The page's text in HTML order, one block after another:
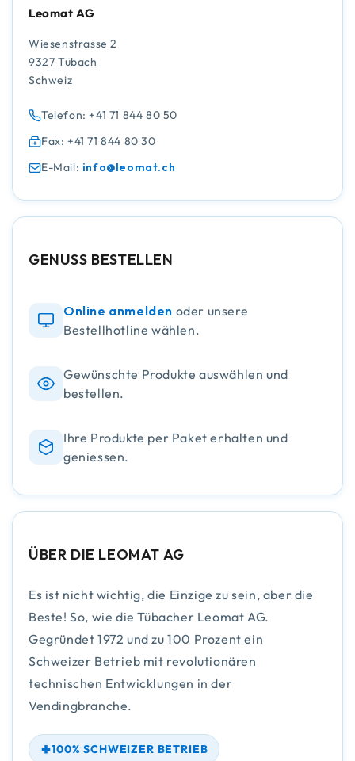
Leomat AG
Wiesenstrasse 2
9327 Tübach
Schweiz
Telefon: +41 71 844 80 50
Fax: +41 71 844 80 30
E-Mail: info@leomat.ch
GENUSS BESTELLEN
Online anmelden oder unsere
Bestellhotline wählen.
Gewünschte Produkte auswählen und
bestellen.
Ihre Produkte per Paket erhalten und
geniessen.
ÜBER DIE LEOMAT AG
Es ist nicht wichtig, die Einzige zu sein, aber die
Beste! So, wie die Tübacher Leomat AG.
Gegründet 1972 und zu 100 Prozent ein
Schweizer Betrieb mit revolutionären
technischen Entwicklungen in der
Vendingbranche.
100% SCHWEIZER BETRIEB